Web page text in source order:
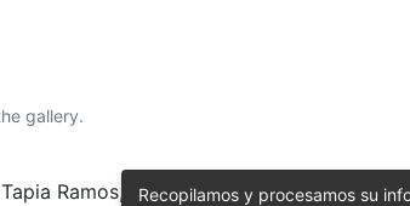
gallery.
Ramos, en la sala de
Recopilamos y procesamos su